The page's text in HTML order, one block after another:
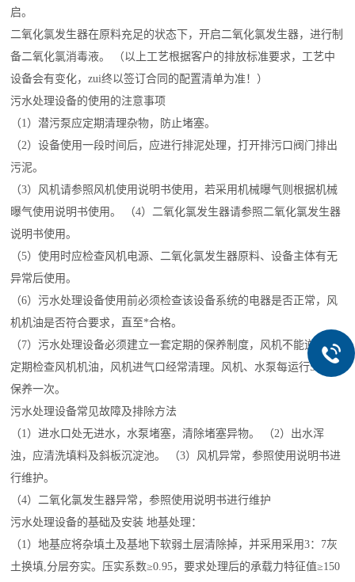
启。
二氧化氯发生器在原料充足的状态下，开启二氧化氯发生器，进行制
备二氧化氯消毒液。 （以上工艺根据客户的排放标准要求，工艺中
设备会有变化，zui终以签订合同的配置清单为准！）
污水处理设备的使用的注意事项
（1）潜污泵应定期清理杂物，防止堵塞。
（2）设备使用一段时间后，应进行排泥处理，打开排污口阀门排出
污泥。
（3）风机请参照风机使用说明书使用，若采用机械曝气则根据机械
曝气使用说明书使用。 （4）二氧化氯发生器请参照二氧化氯发生器
说明书使用。
（5）使用时应检查风机电源、二氧化氯发生器原料、设备主体有无
异常后使用。
（6）污水处理设备使用前必须检查该设备系统的电器是否正常，风
机机油是否符合要求，直至*合格。
（7）污水处理设备必须建立一套定期的保养制度，风机不能逆转，
定期检查风机机油，风机进气口经常清理。风机、水泵每运行5000h
保养一次。
污水处理设备常见故障及排除方法
（1）进水口处无进水，水泵堵塞，清除堵塞异物。 （2）出水浑
浊，应清洗填料及斜板沉淀池。 （3）风机异常，参照使用说明书进
行维护。
（4）二氧化氯发生器异常，参照使用说明书进行维护
污水处理设备的基础及安装 地基处理：
（1）地基应将杂填土及基地下软弱土层清除掉，并采用采用3：7灰
土换填,分层夯实。压实系数≥0.95，要求处理后的承载力特征值≥150